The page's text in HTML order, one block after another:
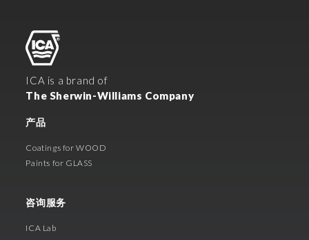
ICA is a brand of
The Sherwin-Williams Company
产品
Coatings for WOOD
Paints for GLASS
咨询服务
ICA Lab